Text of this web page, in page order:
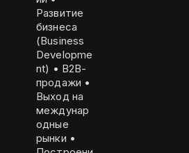
Развитие
бизнеса
(Business
Developme
nt) • B2B-
продажи •
Выход на
междунар
одные
рынки •